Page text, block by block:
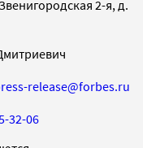
2-я, д.
release@forbes.ru
32-06